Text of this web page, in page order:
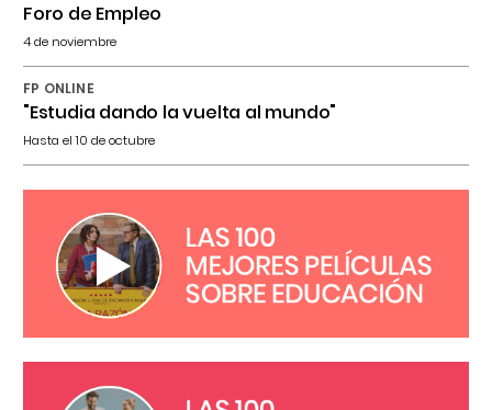
Foro de Empleo
4 de noviembre
FP ONLINE
"Estudia dando la vuelta al mundo"
Hasta el 10 de octubre